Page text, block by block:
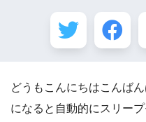
どうもこんにちはこんば
になると自動的にスリー